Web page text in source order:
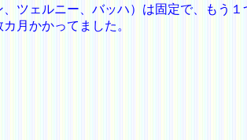
ツェルニー、バッハ）は固定で、もう
月かかってました。